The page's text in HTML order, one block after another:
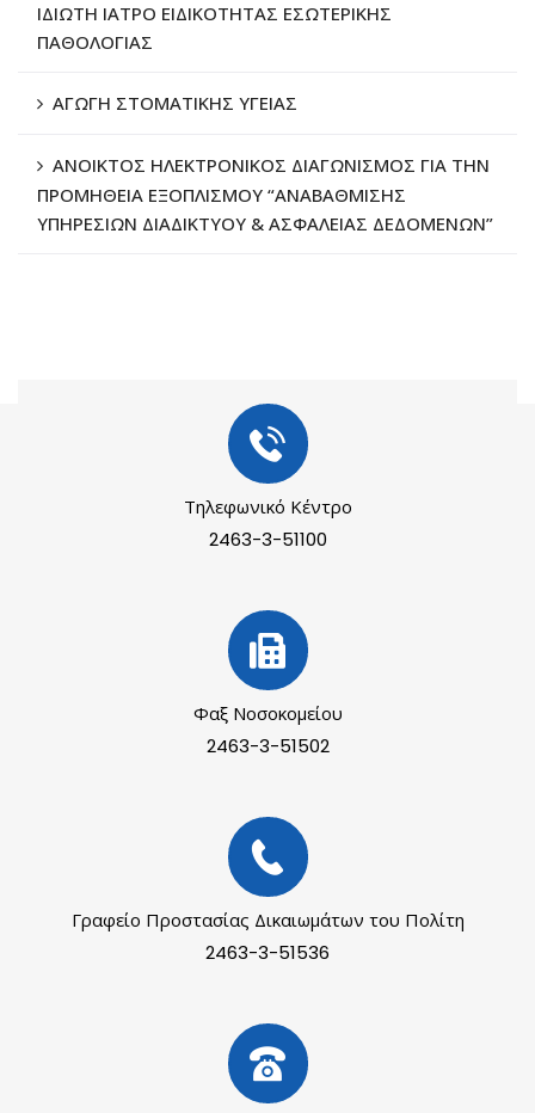
ΙΔΙΩΤΗ ΙΑΤΡΟ ΕΙΔΙΚΟΤΗΤΑΣ ΕΣΩΤΕΡΙΚΗΣ
ΠΑΘΟΛΟΓΙΑΣ
ΑΓΩΓΗ ΣΤΟΜΑΤΙΚΗΣ ΥΓΕΙΑΣ
ΑΝΟΙΚΤΟΣ ΗΛΕΚΤΡΟΝΙΚΟΣ ΔΙΑΓΩΝΙΣΜΟΣ ΓΙΑ ΤΗΝ
ΠΡΟΜΗΘΕΙΑ ΕΞΟΠΛΙΣΜΟΥ “ΑΝΑΒΑΘΜΙΣΗΣ
ΥΠΗΡΕΣΙΩΝ ΔΙΑΔΙΚΤΥΟΥ & ΑΣΦΑΛΕΙΑΣ ΔΕΔΟΜΕΝΩΝ”
Τηλεφωνικό Κέντρο
2463-3-51100
Φαξ Νοσοκομείου
2463-3-51502
Γραφείο Προστασίας Δικαιωμάτων του Πολίτη
2463-3-51536